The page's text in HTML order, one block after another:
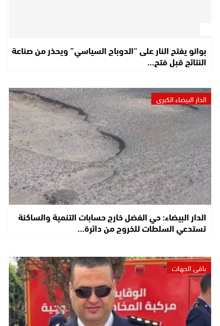
بوانو يفتح النار على “الدوباج السياسي” ويحذر من صناعة
النتائج قبل فتح…
الدار البيضاء الكبرى
الدار البيضاء: حي الفضل خارج حسابات التنمية والساكنة
تستدعي السلطات للخروج من دائرة…
باقي الجهات